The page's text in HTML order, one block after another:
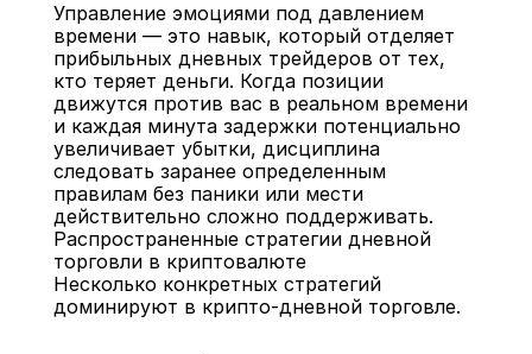
Управление эмоциями под давлением
времени — это навык, который отделяет
прибыльных дневных трейдеров от тех,
кто теряет деньги. Когда позиции
движутся против вас в реальном времени
и каждая минута задержки потенциально
увеличивает убытки, дисциплина
следовать заранее определенным
правилам без паники или мести
действительно сложно поддерживать.
Распространенные стратегии дневной
торговли в криптовалюте
Несколько конкретных стратегий
доминируют в крипто-дневной торговле.